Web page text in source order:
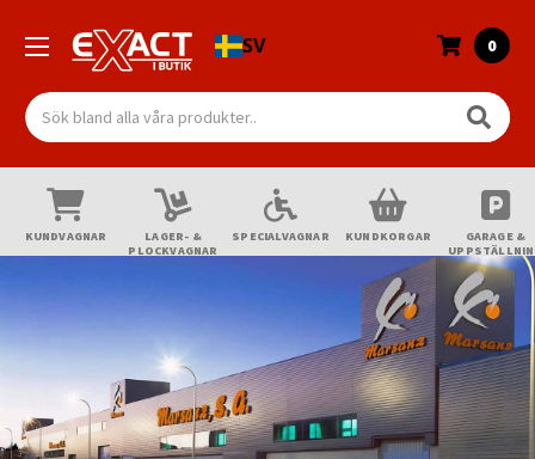
SV
Sök
0
KUNDVAGNAR
LAGER- &
PLOCKVAGNAR
SPECIALVAGNAR KUNDKORGAR
GARAGE &